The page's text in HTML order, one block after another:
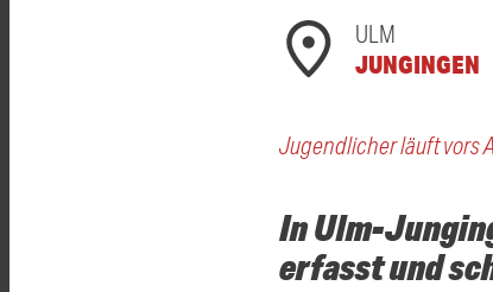
ULM
JUNGINGEN
Jugendlicher läuft vors
In Ulm-
erfasst und